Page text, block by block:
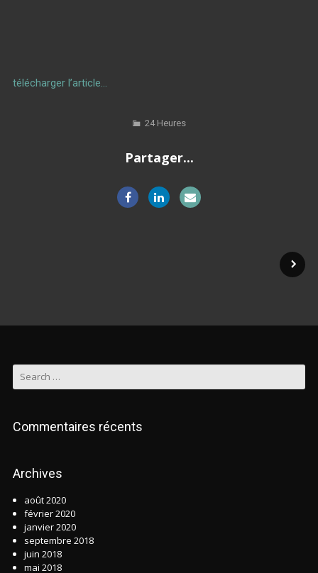
télécharger l’article…
24 Heures
Partager...
Commentaires récents
Archives
août 2020
février 2020
janvier 2020
septembre 2018
juin 2018
mai 2018